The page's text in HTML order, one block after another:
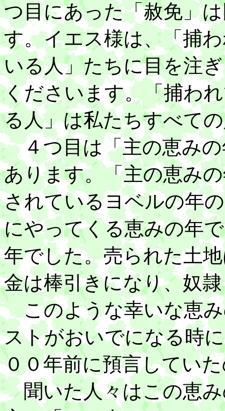
つ目にあった「赦免」
す。イエス様は、「捕
いる人」たちに目を注
くださいます。「捕わ
る人」は私たちすべて
４つ目は「主の恵みの
あります。「主の恵み
されているヨベルの年
にやってくる恵みの年
年でした。売られた土
金は棒引きになり、奴
このような幸いな恵み
ストがおいでになる時
００年前に預言してい
聞いた人々はこの恵み